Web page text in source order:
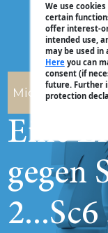
We use
certain
offer interest-
intended use,
may be used
Hereyou can
consent (if
future. Further
protection
Michael
Eine
gegen